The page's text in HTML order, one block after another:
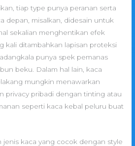
tiap type punya peranan serta
depan, misalkan, didesain untuk
sekalian menghentikan efek
kali ditambahkan lapisan proteksi
punya spek pemanas
beku. Dalam hal lain, kaca
mungkin menawarkan
privacy pribadi dengan tinting atau
seperti kaca kebal peluru buat
kaca yang cocok dengan style